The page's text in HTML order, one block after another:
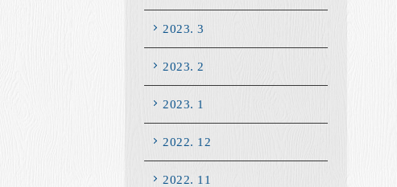
2023. 3
2023. 2
2023. 1
2022. 12
2022. 11